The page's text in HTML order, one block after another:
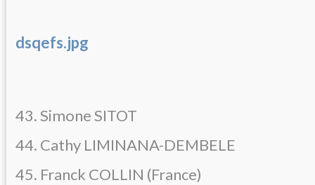
dsqefs.jpg
43. Simone SITOT
44. Cathy LIMINANA-DEMBELE
45. Franck COLLIN (France)